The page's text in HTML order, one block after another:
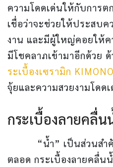
ความโดดเด่นให้กับการ
เชื่อว่าจะช่วยให้ประสบค
งาน และมีผู้ใหญ่คอยให้ค
มีโชคลาภเข้ามาอีกด้วย
ระเบื้องเซรามิก
จุ้ยและความสวยงามโด
กระเบื้องลายคลื่น
“น้ำ” เป็นส่วนสำคัญ
ตลอด กระเบื้องลายคลื่น